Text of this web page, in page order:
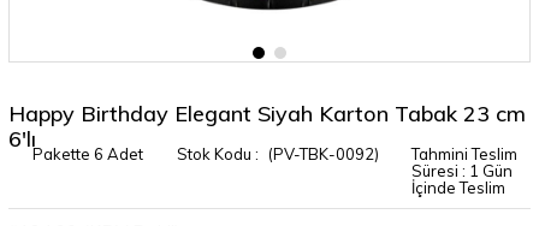
Happy Birthday Elegant Siyah Karton Tabak 23 cm
6'lı
(PV-TBK-0092)
Tahmini Teslim
Süresi : 1 Gün
İçinde Teslim
Pakette 6 Adet